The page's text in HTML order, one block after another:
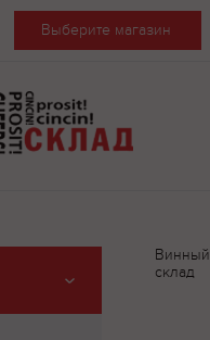
Выберите магазин
Винный
склад